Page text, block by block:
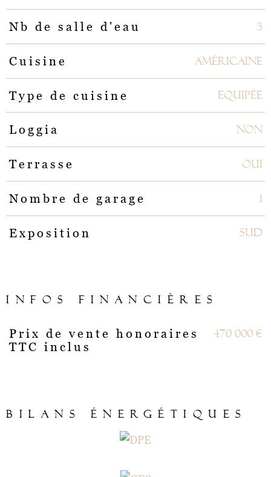
Nb de salle d'eau 3
Cuisine Américaine
Type de cuisine Equipée
Loggia NON
Terrasse OUI
Nombre de garage 1
Exposition Sud
INFOS FINANCIÈRES
Caractéristiques Valeurs
Prix de vente honoraires
TTC inclus
470 000 €
BILANS ÉNERGÉTIQUES